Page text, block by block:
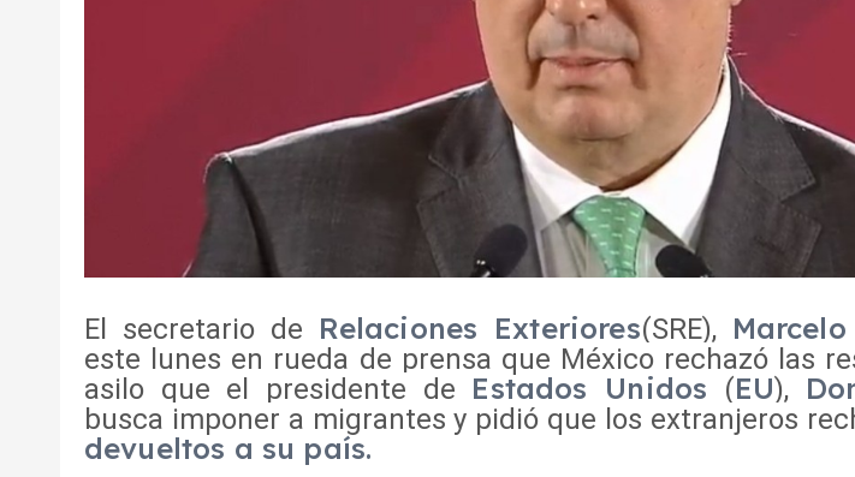
El secretario de Relaciones Exteriores(SRE),
este lunes en rueda de prensa que México rechazó las
asilo que el presidente de Estados Unidos (EU),
busca imponer a migrantes y pidió que los extranjeros
devueltos a su país.